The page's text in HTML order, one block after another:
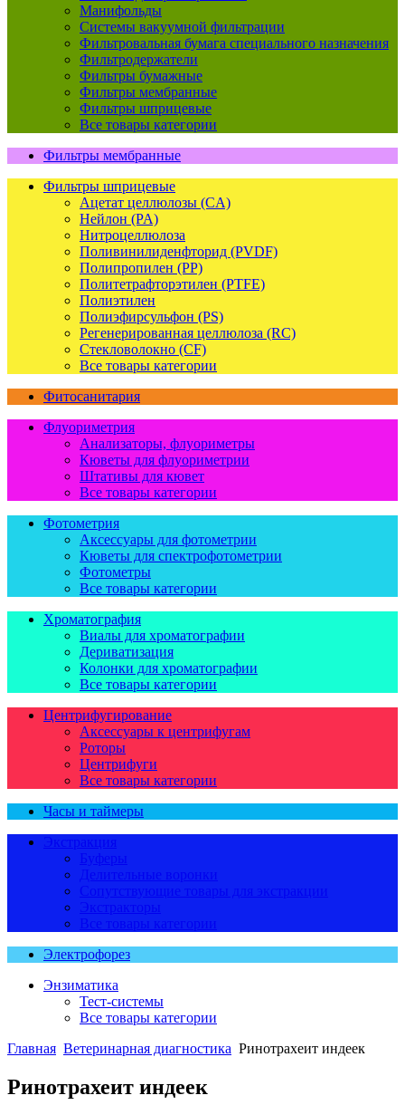
Манифольды
Системы вакуумной фильтрации
Фильтровальная бумага специального назначения
Фильтродержатели
Фильтры бумажные
Фильтры мембранные
Фильтры шприцевые
Все товары категории
Фильтры мембранные
Фильтры шприцевые
Ацетат целлюлозы (CA)
Нейлон (PA)
Нитроцеллюлоза
Поливинилиденфторид (PVDF)
Полипропилен (PP)
Политетрафторэтилен (PTFE)
Полиэтилен
Полиэфирсульфон (PS)
Регенерированная целлюлоза (RC)
Стекловолокно (CF)
Все товары категории
Фитосанитария
Флуориметрия
Анализаторы, флуориметры
Кюветы для флуориметрии
Штативы для кювет
Все товары категории
Фотометрия
Аксессуары для фотометрии
Кюветы для спектрофотометрии
Фотометры
Все товары категории
Хроматография
Виалы для хроматографии
Дериватизация
Колонки для хроматографии
Все товары категории
Центрифугирование
Аксессуары к центрифугам
Роторы
Центрифуги
Все товары категории
Часы и таймеры
Экстракция
Буферы
Делительные воронки
Сопутствующие товары для экстракции
Экстракторы
Все товары категории
Электрофорез
Энзиматика
Тест-системы
Все товары категории
Главная Ветеринарная диагностика Ринотрахеит индеек
Ринотрахеит индеек